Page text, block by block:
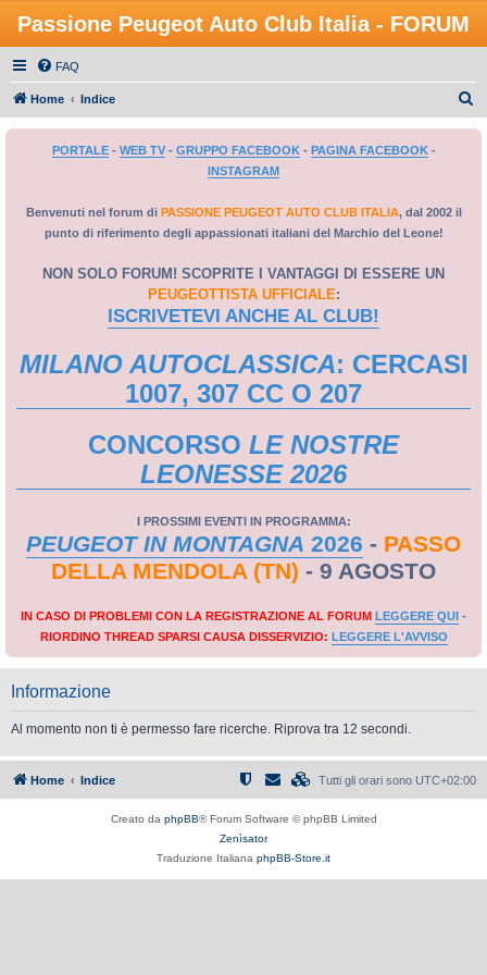
Passione Peugeot Auto Club Italia - FORUM
FAQ
Home Indice
PORTALE- WEB TV- GRUPPO FACEBOOK- PAGINA FACEBOOK-
INSTAGRAM
Benvenuti nel forum di PASSIONE PEUGEOT AUTO CLUB ITALIA, dal 2002 il
punto di riferimento degli appassionati italiani del Marchio del Leone!
NON SOLO FORUM! SCOPRITE I VANTAGGI DI ESSERE UN
PEUGEOTTISTA UFFICIALE:
ISCRIVETEVI ANCHE AL CLUB!
MILANO AUTOCLASSICA: CERCASI
1007, 307 CC O 207
CONCORSO LE NOSTRE
LEONESSE 2026
I PROSSIMI EVENTI IN PROGRAMMA:
PEUGEOT IN MONTAGNA 2026 - PASSO
DELLA MENDOLA (TN) - 9 AGOSTO
IN CASO DI PROBLEMI CON LA REGISTRAZIONE AL FORUM LEGGERE QUI -
RIORDINO THREAD SPARSI CAUSA DISSERVIZIO: LEGGERE L'AVVISO
Informazione
Al momento non ti è permesso fare ricerche. Riprova tra 12 secondi.
Home Indice Tutti gli orari sono UTC+02:00
Creato da phpBB® Forum Software © phpBB Limited
Zenìsator
Traduzione Italiana phpBB-Store.it